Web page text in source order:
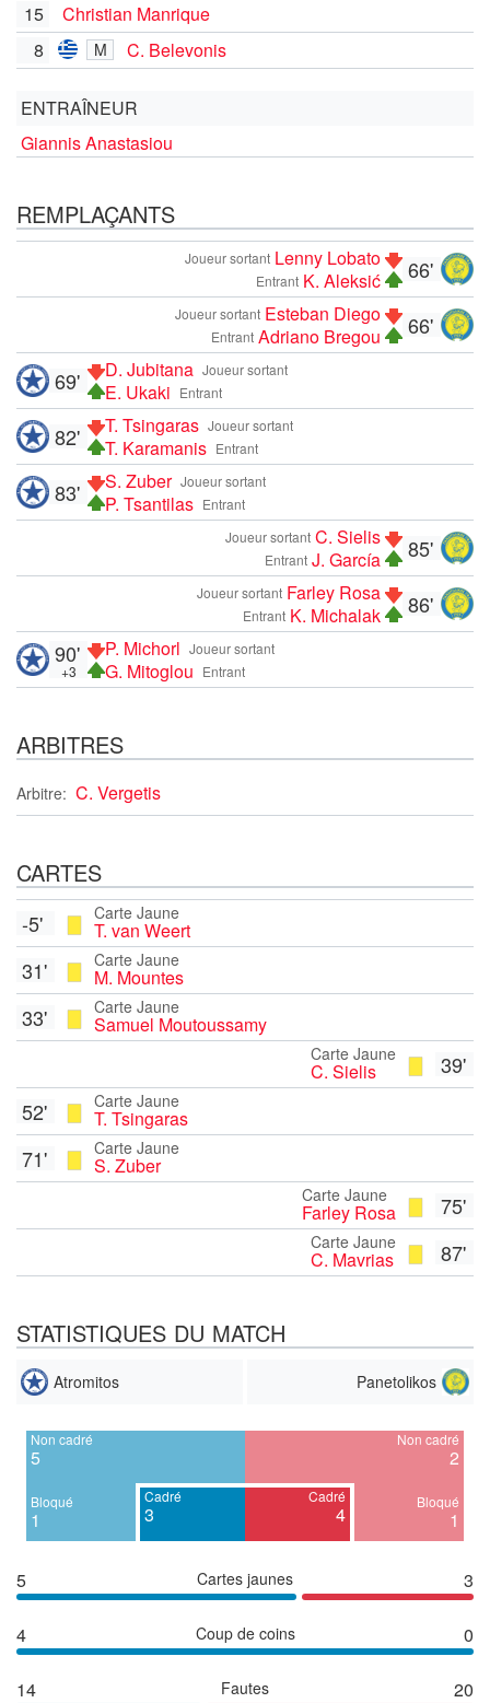
15
Christian Manrique
8
M C. Belevonis
ENTRAÎNEUR
Giannis Anastasiou
REMPLAÇANTS
66'
Joueur sortant Lenny Lobato
Entrant K. Aleksić
66'
Joueur sortant Esteban Diego
Entrant Adriano Bregou
Joueur sortant
D. Jubitana
Entrant
E. Ukaki
69'
Joueur sortant
T. Tsingaras
Entrant
T. Karamanis
82'
Joueur sortant
S. Zuber
Entrant
P. Tsantilas
83'
85'
Joueur sortant C. Sielis
Entrant J. García
86'
Joueur sortant Farley Rosa
Entrant K. Michalak
Joueur sortant
P. Michorl
Entrant
G. Mitoglou
90'
+3
ARBITRES
Arbitre: C. Vergetis
CARTES
Carte Jaune
T. van Weert
-5'
Carte Jaune
M. Mountes
31'
Carte Jaune
Samuel Moutoussamy
33'
39'
Carte Jaune
C. Sielis
Carte Jaune
T. Tsingaras
52'
Carte Jaune
S. Zuber
71'
75'
Carte Jaune
Farley Rosa
87'
Carte Jaune
C. Mavrias
STATISTIQUES DU MATCH
Atromitos Panetolikos
Non cadré
5
Bloqué
1
Cadré
3
Cadré
4
Non cadré
2
Bloqué
1
5 Cartes jaunes 3
4 Coup de coins 0
14 Fautes 20